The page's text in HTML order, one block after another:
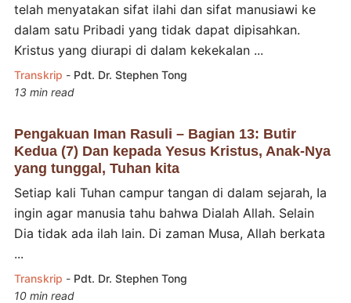
telah menyatakan sifat ilahi dan sifat manusiawi ke
dalam satu Pribadi yang tidak dapat dipisahkan.
Kristus yang diurapi di dalam kekekalan ...
Transkrip - Pdt. Dr. Stephen Tong
13 min read
Pengakuan Iman Rasuli – Bagian 13: Butir
Kedua (7) Dan kepada Yesus Kristus, Anak-Nya
yang tunggal, Tuhan kita
Setiap kali Tuhan campur tangan di dalam sejarah, Ia
ingin agar manusia tahu bahwa Dialah Allah. Selain
Dia tidak ada ilah lain. Di zaman Musa, Allah berkata
...
Transkrip - Pdt. Dr. Stephen Tong
10 min read